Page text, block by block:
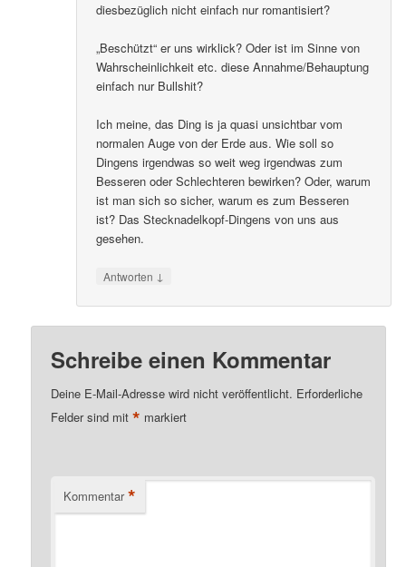
diesbezüglich nicht einfach nur romantisiert?
„Beschützt“ er uns wirklick? Oder ist im Sinne von
Wahrscheinlichkeit etc. diese Annahme/Behauptung
einfach nur Bullshit?
Ich meine, das Ding is ja quasi unsichtbar vom
normalen Auge von der Erde aus. Wie soll so
Dingens irgendwas so weit weg irgendwas zum
Besseren oder Schlechteren bewirken? Oder, warum
ist man sich so sicher, warum es zum Besseren
ist? Das Stecknadelkopf-Dingens von uns aus
gesehen.
Antworten ↓
Schreibe einen Kommentar
Deine E-Mail-Adresse wird nicht veröffentlicht. Erforderliche
Felder sind mit* markiert
Kommentar *